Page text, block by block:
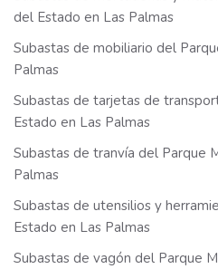
del Estado en Las Palmas
Subastas de mobiliario del
Palmas
Subastas de tarjetas de
Estado en Las Palmas
Subastas de tranvía del Parque
Palmas
Subastas de utensilios y
Estado en Las Palmas
Subastas de vagón del Parque